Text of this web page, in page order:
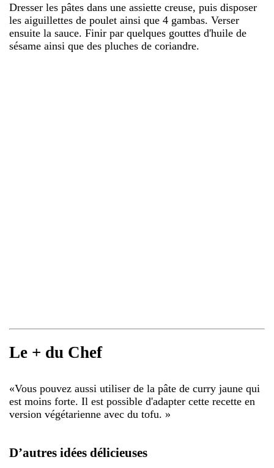
Dresser les pâtes dans une assiette creuse, puis disposer
les aiguillettes de poulet ainsi que 4 gambas. Verser
ensuite la sauce. Finir par quelques gouttes d'huile de
sésame ainsi que des pluches de coriandre.
Le + du Chef
«Vous pouvez aussi utiliser de la pâte de curry jaune qui
est moins forte. Il est possible d'adapter cette recette en
version végétarienne avec du tofu. »
D’autres idées délicieuses